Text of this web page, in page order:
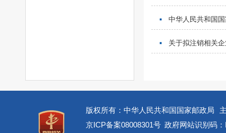
中华人民共和国
关于拟注销相关
版权所有：中华人民共和国国家邮政局
京ICP备案08008301号 政府网站识别码